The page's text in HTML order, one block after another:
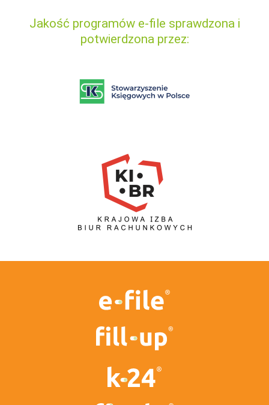
Jakość programów e-file sprawdzona i
potwierdzona przez: